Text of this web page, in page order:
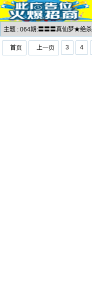
主题 : 064期:〓〓〓真仙梦★绝
首页 上一页 3 4